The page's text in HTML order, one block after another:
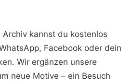
kannst du kostenlos
Facebook oder dein
Wir ergänzen unsere
neue Motive – ein Besuch